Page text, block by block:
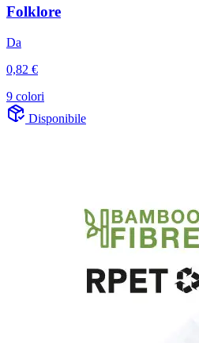
Folklore
Da
0,82 €
9 colori
Disponibile